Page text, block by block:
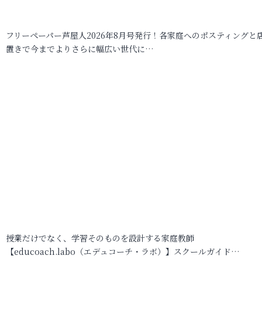
フリーペーパー芦屋人2026年8月号発行！各家庭へのポスティングと
置きで今までよりさらに幅広い世代に…
授業だけでなく、学習そのものを設計する家庭教師
【educoach.labo（エデュコーチ・ラボ）】スクールガイド…